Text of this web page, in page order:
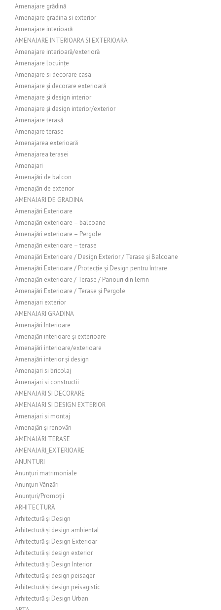
Amenajare grădină
Amenajare gradina si exterior
Amenajare interioară
AMENAJARE INTERIOARA SI EXTERIOARA
Amenajare interioară/exterioră
Amenajare locuințe
Amenajare si decorare casa
Amenajare și decorare exterioară
Amenajare și design interior
Amenajare și design interior/exterior
Amenajare terasă
Amenajare terase
Amenajarea exterioară
Amenajarea terasei
Amenajari
Amenajări de balcon
Amenajări de exterior
AMENAJARI DE GRADINA
Amenajări Exterioare
Amenajări exterioare – balcoane
Amenajări exterioare – Pergole
Amenajări exterioare – terase
Amenajări Exterioare / Design Exterior / Terase și Balcoane
Amenajări Exterioare / Protecție și Design pentru Intrare
Amenajări exterioare / Terase / Panouri din lemn
Amenajări Exterioare / Terase și Pergole
Amenajari exterior
AMENAJARI GRADINA
Amenajări Interioare
Amenajări interioare și exterioare
Amenajări interioare/exterioare
Amenajări interior și design
Amenajari si bricolaj
Amenajari si constructii
AMENAJARI SI DECORARE
AMENAJARI SI DESIGN EXTERIOR
Amenajari si montaj
Amenajări și renovări
AMENAJĂRI TERASE
AMENAJARI_EXTERIOARE
ANUNTURI
Anunțuri matrimoniale
Anunțuri Vânzări
Anunțuri/Promoții
ARHITECTURĂ
Arhitectură și Design
Arhitectură și design ambiental
Arhitectură și Design Exterioar
Arhitectură și design exterior
Arhitectură și Design Interior
Arhitectură și design peisager
Arhitectură și design peisagistic
Arhitectură și Design Urban